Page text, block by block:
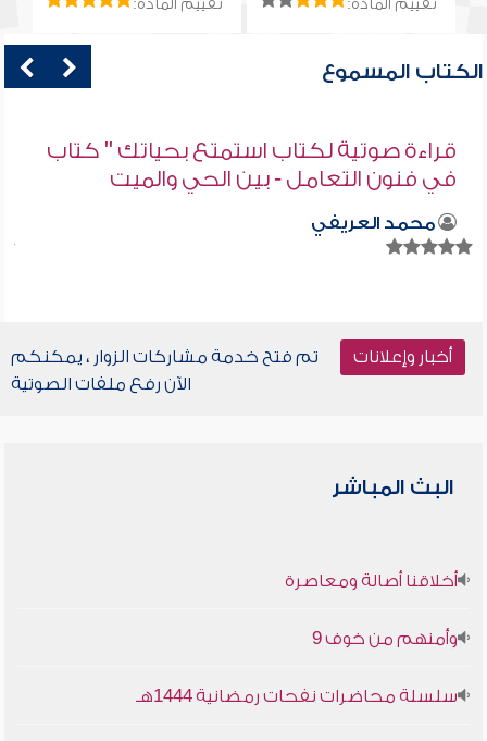
تقييم المادة: تقييم المادة:
الكتاب المسموع
قراءة صوتية لكتاب استمتع بحياتك " كتاب
في فنون التعامل - بين الحي والميت
محمد العريفي
أخبار وإعلانات
تم فتح خدمة مشاركات الزوار ، يمكنكم
الآن رفع ملفات الصوتية
البث المباشر
أخلاقنا أصالة ومعاصرة
وأمنهم من خوف 9
سلسلة محاضرات نفحات رمضانية 1444هـ